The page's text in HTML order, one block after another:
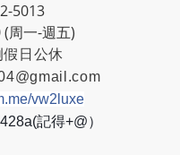
5013
周一-週五)
日公休
vw2luxe
記得+@）